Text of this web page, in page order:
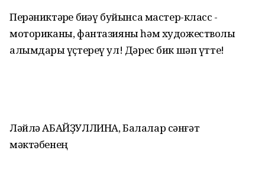
Перәниктәрҙе биҙәү буйынса мастер-класс -
моториканы, фантазияны һәм художестволы
алымдарҙы үҫтереү ул! Дәрес бик шәп үтте!
Ләйлә АБАЙҘУЛЛИНА, Балалар сәнғәт
мәктәбенең